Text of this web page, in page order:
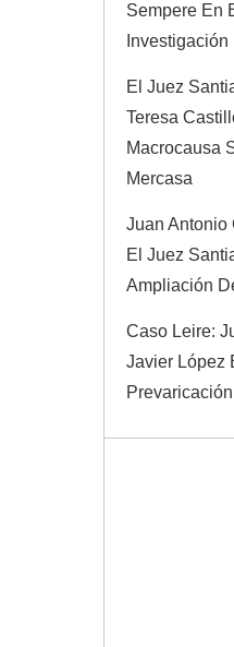
Sempere En
El Juez
Teresa
Macrocausa
Mercasa
Juan Antonio
El Juez
Ampliación
Caso Leire:
Javier López
Prevaricación